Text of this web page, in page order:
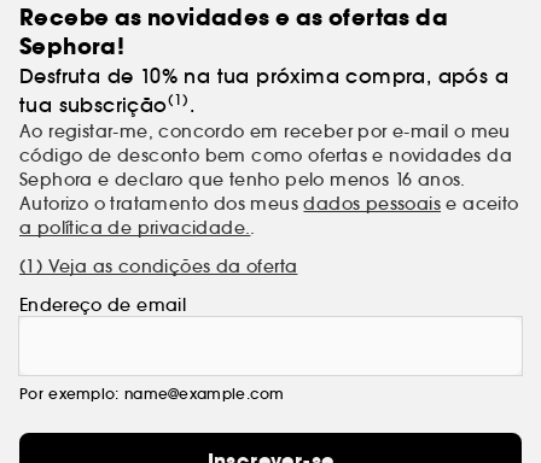
Recebe as novidades e as ofertas da
Sephora!
Desfruta de 10% na tua próxima compra, após a
tua subscrição(1) .
Ao registar-me, concordo em receber por e-mail o meu
código de desconto bem como ofertas e novidades da
Sephora e declaro que tenho pelo menos 16 anos.
Autorizo o tratamento dos meusdados pessoais e aceito
a política de privacidade..
(1) Veja as condições da oferta
Endereço de email
Por exemplo: name@example.com